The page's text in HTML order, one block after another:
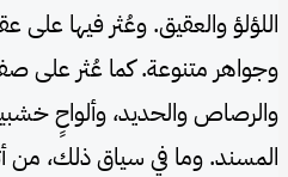
اللؤلؤ والعقيق. وعُثر فيها على
وجواهر متنوعة. كما عُثر على
والرصاص والحديد، وألواحٍ
المسند. وما في سياق ذلك، من